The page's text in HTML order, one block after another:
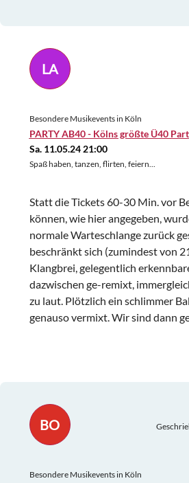
LA
Besondere Musikevents in Köln
PARTY AB40 - Kölns größte Ü40
Sa. 11.05.24 21:00
Spaß haben, tanzen, flirten, feiern...
Statt die Tickets 60-30 Min. vor
können, wie hier angegeben,
normale Warteschlange zurück
beschränkt sich (zumindest von
Klangbrei, gelegentlich
dazwischen ge-remixt,
zu laut. Plötzlich ein schlimmer
genauso vermixt. Wir sind dann
BO
Besondere Musikevents in Köln